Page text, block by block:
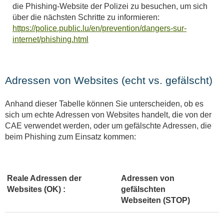
die Phishing-Website der Polizei zu besuchen, um sich
über die nächsten Schritte zu informieren:
https://police.public.lu/en/prevention/dangers-sur-
internet/phishing.html
Adressen von Websites (echt vs. gefälscht)
Anhand dieser Tabelle können Sie unterscheiden, ob es
sich um echte Adressen von Websites handelt, die von der
CAE verwendet werden, oder um gefälschte Adressen, die
beim Phishing zum Einsatz kommen:
Reale Adressen der
Websites (OK) :
Adressen von
gefälschten
Webseiten (STOP)